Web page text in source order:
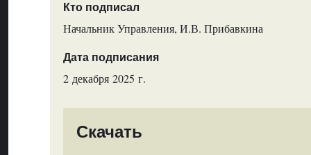
Кто подписал
Начальник Управления, И.В. Прибавкина
Дата подписания
2 декабря 2025 г.
Скачать